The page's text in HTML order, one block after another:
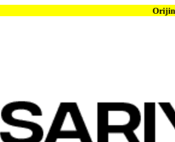
Orijinal Ürün